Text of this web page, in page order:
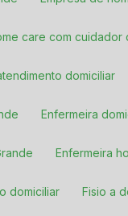
care com cuidador
domiciliar
Enfermeira
Enfermeira
domiciliar Fisio a